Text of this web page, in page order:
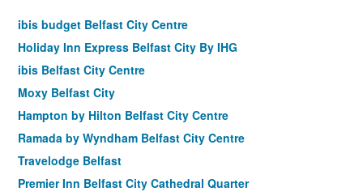
ibis budget Belfast City Centre
Holiday Inn Express Belfast City By IHG
ibis Belfast City Centre
Moxy Belfast City
Hampton by Hilton Belfast City Centre
Ramada by Wyndham Belfast City Centre
Travelodge Belfast
Premier Inn Belfast City Cathedral Quarter